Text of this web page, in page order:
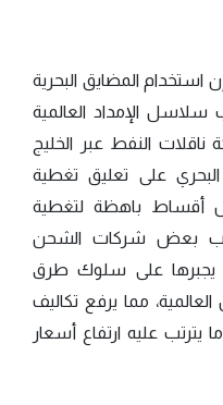
استخدام المضايق البحرية
الإمداد العالمية
ناقلات النفط عبر الخليج
البحري على تعليق تغطية
أقساط باهظة لتغطية
بعض شركات الشحن
يجبرها على سلوك طرق
مما يرفع تكاليف
عليه ارتفاع أسعار